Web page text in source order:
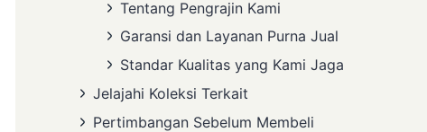
Tentang Pengrajin Kami
Garansi dan Layanan Purna Jual
Standar Kualitas yang Kami Jaga
Jelajahi Koleksi Terkait
Pertimbangan Sebelum Membeli